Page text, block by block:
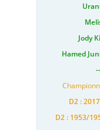
Jody
Hamed
D2 :
D2 : 1953/